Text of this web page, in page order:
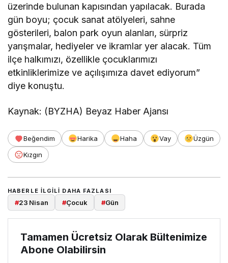
üzerinde bulunan kapısından yapılacak. Burada
gün boyu; çocuk sanat atölyeleri, sahne
gösterileri, balon park oyun alanları, sürpriz
yarışmalar, hediyeler ve ikramlar yer alacak. Tüm
ilçe halkımızı, özellikle çocuklarımızı
etkinliklerimize ve açılışımıza davet ediyorum”
diye konuştu.
Kaynak: (BYZHA) Beyaz Haber Ajansı
Beğendim Harika Haha Vay
Üzgün
Kızgın
HABERLE ILGILI DAHA FAZLASI
#23 Nisan #Çocuk #Gün
Tamamen Ücretsiz Olarak Bültenimize
Abone Olabilirsin